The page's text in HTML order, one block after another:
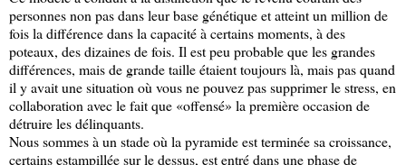
personnes non pas dans leur base génétique et atteint un million de
fois la différence dans la capacité à certains moments, à des
poteaux, des dizaines de fois. Il est peu probable que les grandes
différences, mais de grande taille étaient toujours là, mais pas quand
il y avait une situation où vous ne pouvez pas supprimer le stress, en
collaboration avec le fait que «offensé» la première occasion de
détruire les délinquants.
Nous sommes à un stade où la pyramide est terminée sa croissance,
certains estampillée sur le dessus, est entré dans une phase de